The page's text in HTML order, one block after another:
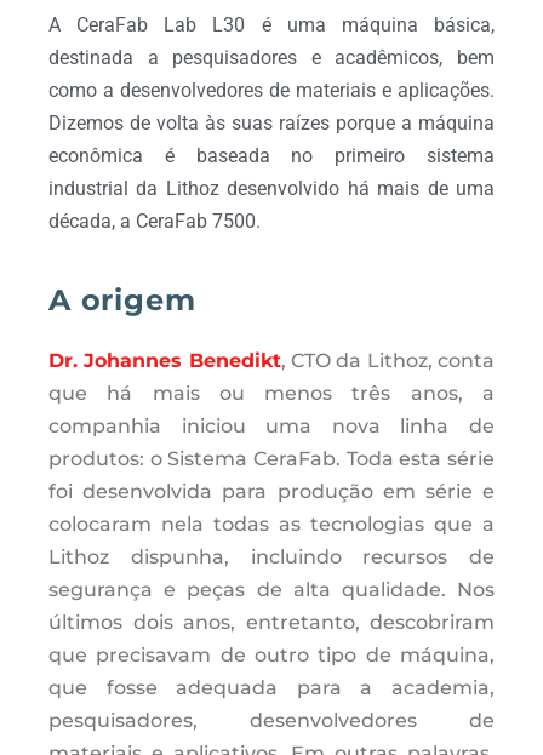
A CeraFab Lab L30 é uma máquina básica,
destinada a pesquisadores e acadêmicos, bem
como a desenvolvedores de materiais e aplicações.
Dizemos de volta às suas raízes porque a máquina
econômica é baseada no primeiro sistema
industrial da Lithoz desenvolvido há mais de uma
década, a CeraFab 7500.
A origem
Dr. Johannes Benedikt, CTO da Lithoz, conta
que há mais ou menos três anos, a
companhia iniciou uma nova linha de
produtos: o Sistema CeraFab. Toda esta série
foi desenvolvida para produção em série e
colocaram nela todas as tecnologias que a
Lithoz dispunha, incluindo recursos de
segurança e peças de alta qualidade. Nos
últimos dois anos, entretanto, descobriram
que precisavam de outro tipo de máquina,
que fosse adequada para a academia,
pesquisadores, desenvolvedores de